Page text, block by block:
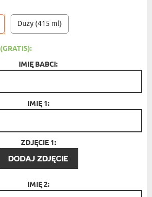
Duży (415 ml)
(GRATIS):
IMIĘ BABCI:
IMIĘ 1:
ZDJĘCIE 1:
DODAJ ZDJĘCIE
IMIĘ 2: